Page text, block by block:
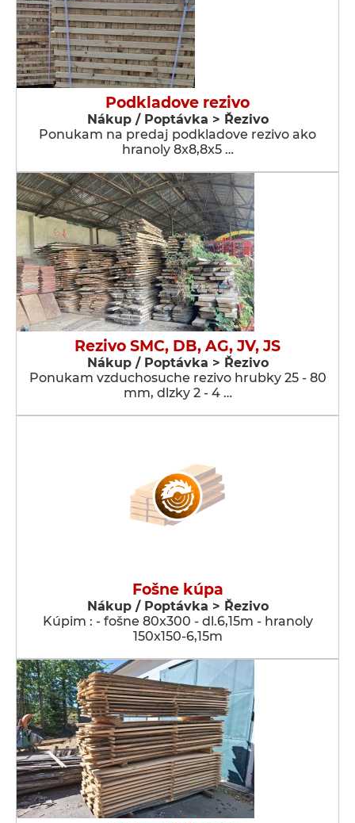
Podkladove rezivo
Nákup / Poptávka > Řezivo
Ponukam na predaj podkladove rezivo ako
hranoly 8x8,8x5 …
Rezivo SMC, DB, AG, JV, JS
Nákup / Poptávka > Řezivo
Ponukam vzduchosuche rezivo hrubky 25 - 80
mm, dlzky 2 - 4 …
Fošne kúpa
Nákup / Poptávka > Řezivo
Kúpim : - fošne 80x300 - dl.6,15m - hranoly
150x150-6,15m